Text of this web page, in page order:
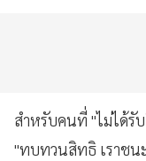
สำหรับคนที่ "ไม่ได้รั
"ทบทวนสิทธิ เราชน